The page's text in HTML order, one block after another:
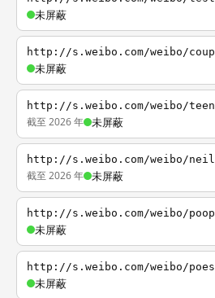
未屏蔽
http://s.weibo.com/weibo/coup
未屏蔽
http://s.weibo.com/weibo/teen
截至 2026 年 未屏蔽
http://s.weibo.com/weibo/neil
截至 2026 年 未屏蔽
http://s.weibo.com/weibo/poop
未屏蔽
http://s.weibo.com/weibo/poes
未屏蔽